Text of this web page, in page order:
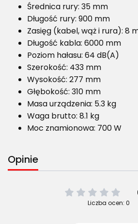
Średnica rury: 35 mm
Długość rury: 900 mm
Zasięg (kabel, wąż i rura): 8
Długość kabla: 6000 mm
Poziom hałasu: 64 dB(A)
Szerokość: 433 mm
Wysokość: 277 mm
Głębokość: 310 mm
Masa urządzenia: 5.3 kg
Waga brutto: 8.1 kg
Moc znamionowa: 700 W
Opinie
Liczba ocen: 0